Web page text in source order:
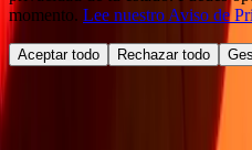
momento. Lee nuestro Aviso de
Aceptar todo Rechazar todo